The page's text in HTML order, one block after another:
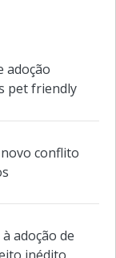
pet friendly